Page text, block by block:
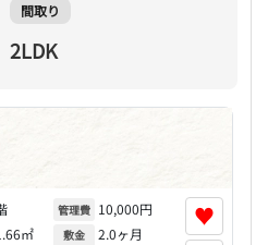
間取り
2LDK
㎡
管理費 10,000円
敷金 2.0ヶ月
♥